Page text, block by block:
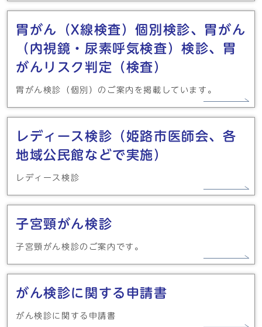
胃がん（X線検査）個別検診、胃がん
（内視鏡・尿素呼気検査）検診、胃
がんリスク判定（検査）
胃がん検診（個別）のご案内を掲載しています。
レディース検診（姫路市医師会、各
地域公民館などで実施）
レディース検診
子宮頸がん検診
子宮頸がん検診のご案内です。
がん検診に関する申請書
がん検診に関する申請書